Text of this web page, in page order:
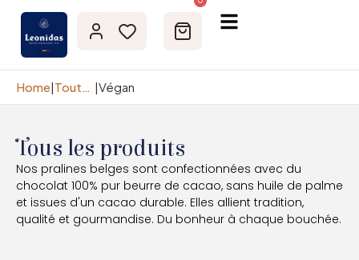
Home| Toutes nos Pralines |Végan
Tous les produits
Nos pralines belges sont confectionnées avec du
chocolat 100% pur beurre de cacao, sans huile de palme
et issues d'un cacao durable. Elles allient tradition,
qualité et gourmandise. Du bonheur à chaque bouchée.